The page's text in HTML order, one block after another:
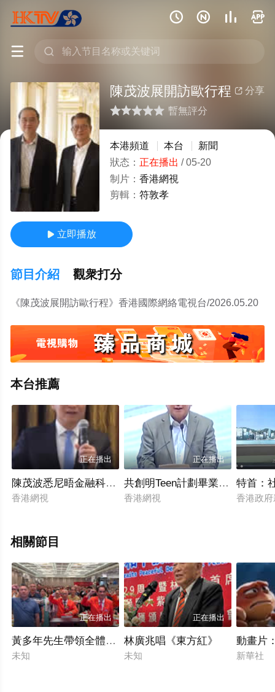
   
 
 分享
陳茂波展開訪歐行程
很差較差
還行推薦
力薦 暫無評分
本港頻道 本台
新聞
狀态： 正在播出 /05-20
制片： 香港網視
剪輯： 符敦孝
 立即播放
節目介紹 觀衆打分
《陳茂波展開訪歐行程》香港國際網絡電視台/2026.05.20
本台推薦
正在播出
陳茂波悉尼晤金融科技界
香港網視
正在播出
共創明Teen計劃畢業典禮舉行
香港網視
特首：
香港政
相關節目
正在播出
黃多年先生帶領全體與會嘉賓，面對國旗、莊嚴宣誓
未知
正在播出
林廣兆唱《東方紅》
未知
動畫片
新華社